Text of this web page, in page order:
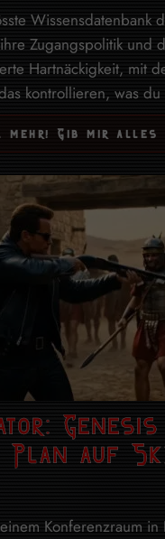
Wissensdatenbank
Zugangspolitik und
Hartnäckigkeit, mit
kontrollieren, was
Gib mir alles
Plan auf
Konferenzraum in